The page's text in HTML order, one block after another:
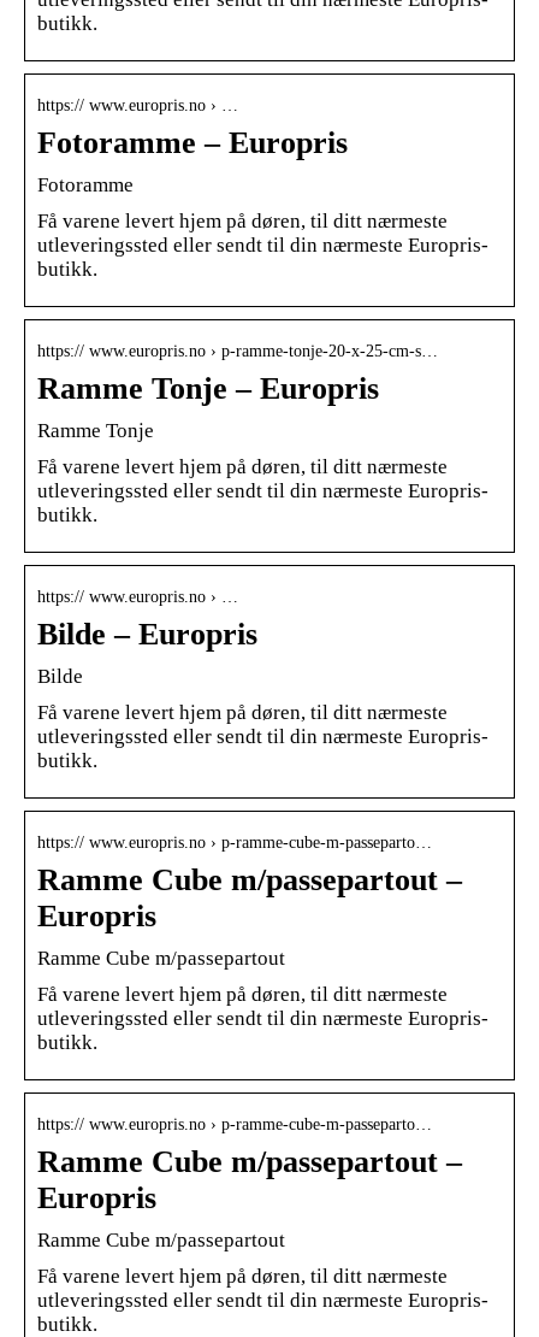
butikk.
https:// www.europris.no › …
Fotoramme – Europris
Fotoramme
Få varene levert hjem på døren, til ditt nærmeste
utleveringssted eller sendt til din nærmeste Europris-
butikk.
https:// www.europris.no › p-ramme-tonje-20-x-25-cm-s…
Ramme Tonje – Europris
Ramme Tonje
Få varene levert hjem på døren, til ditt nærmeste
utleveringssted eller sendt til din nærmeste Europris-
butikk.
https:// www.europris.no › …
Bilde – Europris
Bilde
Få varene levert hjem på døren, til ditt nærmeste
utleveringssted eller sendt til din nærmeste Europris-
butikk.
https:// www.europris.no › p-ramme-cube-m-passeparto…
Ramme Cube m/passepartout –
Europris
Ramme Cube m/passepartout
Få varene levert hjem på døren, til ditt nærmeste
utleveringssted eller sendt til din nærmeste Europris-
butikk.
https:// www.europris.no › p-ramme-cube-m-passeparto…
Ramme Cube m/passepartout –
Europris
Ramme Cube m/passepartout
Få varene levert hjem på døren, til ditt nærmeste
utleveringssted eller sendt til din nærmeste Europris-
butikk.